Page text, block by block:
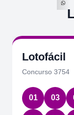
Lotofácil
Concurso 3754
01 03